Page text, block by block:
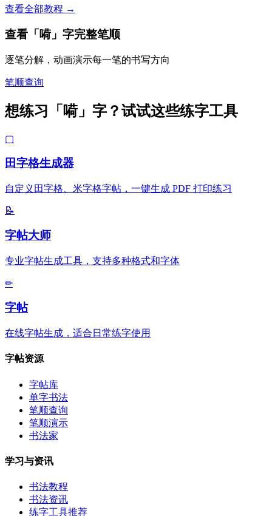
查看全部教程 →
查看「嗬」字完整笔顺
逐笔分解，动画演示每一笔的书写方向
笔顺查询
想练习「嗬」字？试试这些练字工具
▢
田字格生成器
自定义田字格、米字格字帖，一键生成 PDF 打印练习
📝
字帖大师
专业字帖生成工具，支持多种格式和字体
✏
字帖
在线字帖生成，适合日常练字使用
字帖资源
字帖库
单字书法
笔顺查询
笔顺演示
书法家
学习与资讯
书法教程
书法资讯
练字工具推荐